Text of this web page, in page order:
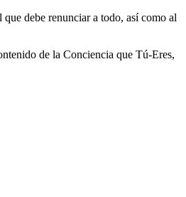
debe renunciar a todo, así como al
de la Conciencia que Tú-Eres,